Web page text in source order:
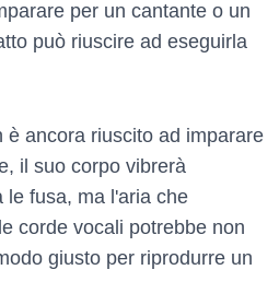
per un cantante o un
può riuscire ad eseguirla
è ancora riuscito ad imparare
il suo corpo vibrerà
le fusa, ma l'aria che
corde vocali potrebbe non
giusto per riprodurre un